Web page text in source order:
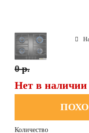
0 р.
Нет в наличии
Количество